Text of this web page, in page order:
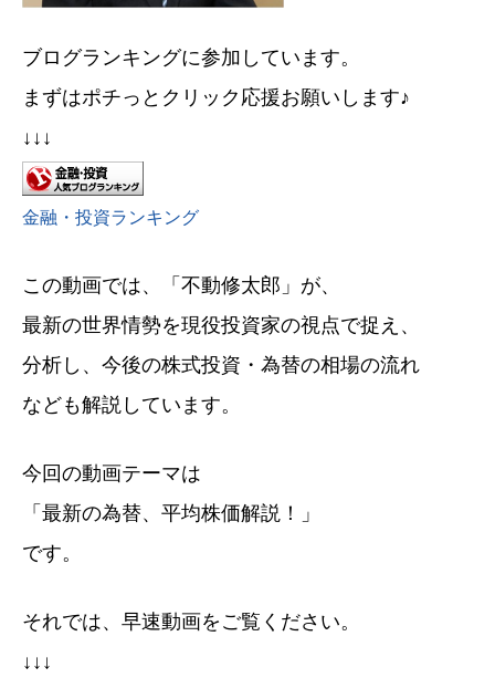
ブログランキングに参加しています。
まずはポチっとクリック応援お願いします♪
↓↓↓
金融・投資ランキング
この動画では、「不動修太郎」が、
最新の世界情勢を現役投資家の視点で捉え、
分析し、今後の株式投資・為替の相場の流れ
なども解説しています。
今回の動画テーマは
「最新の為替、平均株価解説！」
です。
それでは、早速動画をご覧ください。
↓↓↓